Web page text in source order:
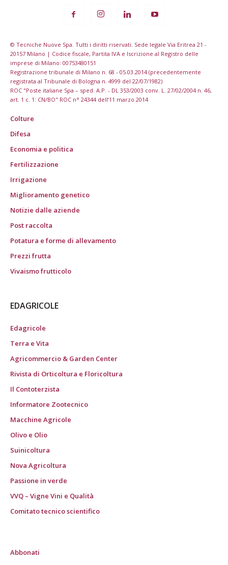
© Tecniche Nuove Spa. Tutti i diritti riservati. Sede legale Via Eritrea 21 -
20157 Milano | Codice fiscale, Partita IVA e Iscrizione al Registro delle
imprese di Milano: 00753480151
Registrazione tribunale di Milano n. 68 - 05.03.2014 (precedentemente
registrata al Tribunale di Bologna n. 4999 del 22/07/1982)
ROC "Poste italiane Spa – sped. A.P. - DL 353/2003 conv. L. 27/02/2004 n. 46,
art. 1 c. 1: CN/BO" ROC n° 24344 dell’11 marzo 2014
Colture
Difesa
Economia e politica
Fertilizzazione
Irrigazione
Miglioramento genetico
Notizie dalle aziende
Post raccolta
Potatura e forme di allevamento
Prezzi frutta
Vivaismo frutticolo
EDAGRICOLE
Edagricole
Terra e Vita
Agricommercio & Garden Center
Rivista di Orticoltura e Floricoltura
Il Contoterzista
Informatore Zootecnico
Macchine Agricole
Olivo e Olio
Suinicoltura
Nova Agricoltura
Passione in verde
VVQ – Vigne Vini e Qualità
Comitato tecnico scientifico
Abbonati